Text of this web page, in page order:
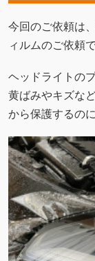
今回のご依頼は
ィルムのご依頼
ヘッドライトの
黄ばみやキズな
から保護するの